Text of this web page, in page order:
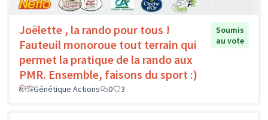
Joëlette , la rando pour tous !
Fauteuil monoroue tout terrain qui
permet la pratique de la rando aux
PMR. Ensemble, faisons du sport :)
Soumis
au vote
Génétique Actions 0 3